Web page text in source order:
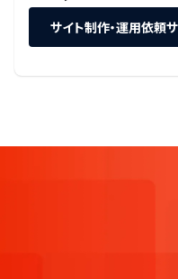
サイト制作・運用依頼